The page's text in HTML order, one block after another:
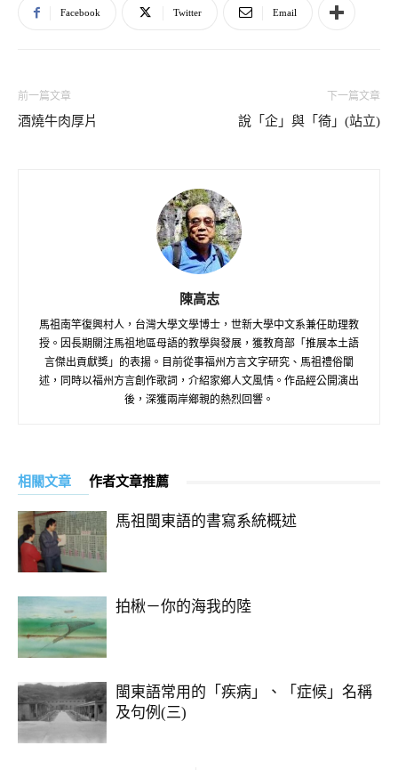
Facebook Twitter Email
前一篇文章
酒燒牛肉厚片
下一篇文章
說「企」與「徛」(站立)
陳高志
馬祖南竿復興村人，台灣大學文學博士，世新大學中文系兼任助理教
授。因長期關注馬祖地區母語的教學與發展，獲教育部「推展本土語
言傑出貢獻獎」的表揚。目前從事福州方言文字研究、馬祖禮俗闡
述，同時以福州方言創作歌詞，介紹家鄉人文風情。作品經公開演出
後，深獲兩岸鄉親的熱烈回響。
相關文章 作者文章推薦
馬祖閩東語的書寫系統概述
拍楸－你的海我的陸
閩東語常用的「疾病」、「症候」名稱
及句例(三)